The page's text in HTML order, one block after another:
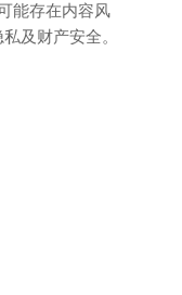
能存在内容风
及财产安全。